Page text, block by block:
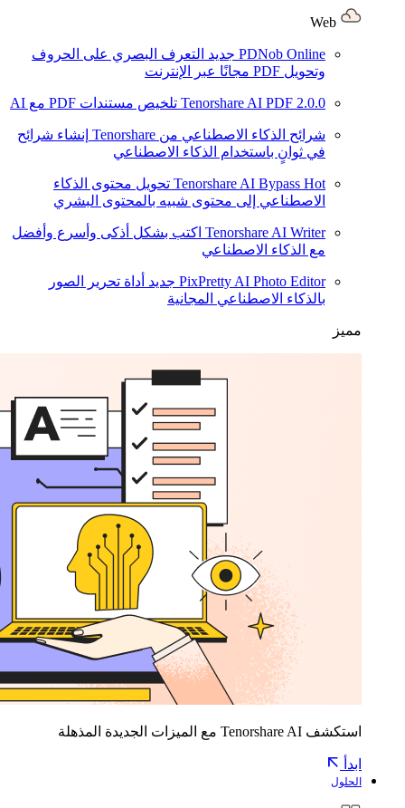
PDNob Online جديد التعرف البصري على الحروف
وتحويل PDF مجانًا عبر الإنترنت
Tenorshare AI PDF 2.0.0 تلخيص مستندات PDF مع AI
شرائح الذكاء الاصطناعي من Tenorshare
إنشاء شرائح
في ثوانٍ باستخدام الذكاء الاصطناعي
Tenorshare AI Bypass Hot
تحويل محتوى الذكاء
الاصطناعي إلى محتوى شبيه بالمحتوى البشري
Tenorshare AI Writer اكتب بشكل أذكى وأسرع وأفضل
مع الذكاء الاصطناعي
PixPretty AI Photo Editor جديد أداة تحرير الصور
بالذكاء الاصطناعي المجانية
مميز
استكشف Tenorshare AI مع الميزات الجديدة المذهلة
ابدأ
الحلول